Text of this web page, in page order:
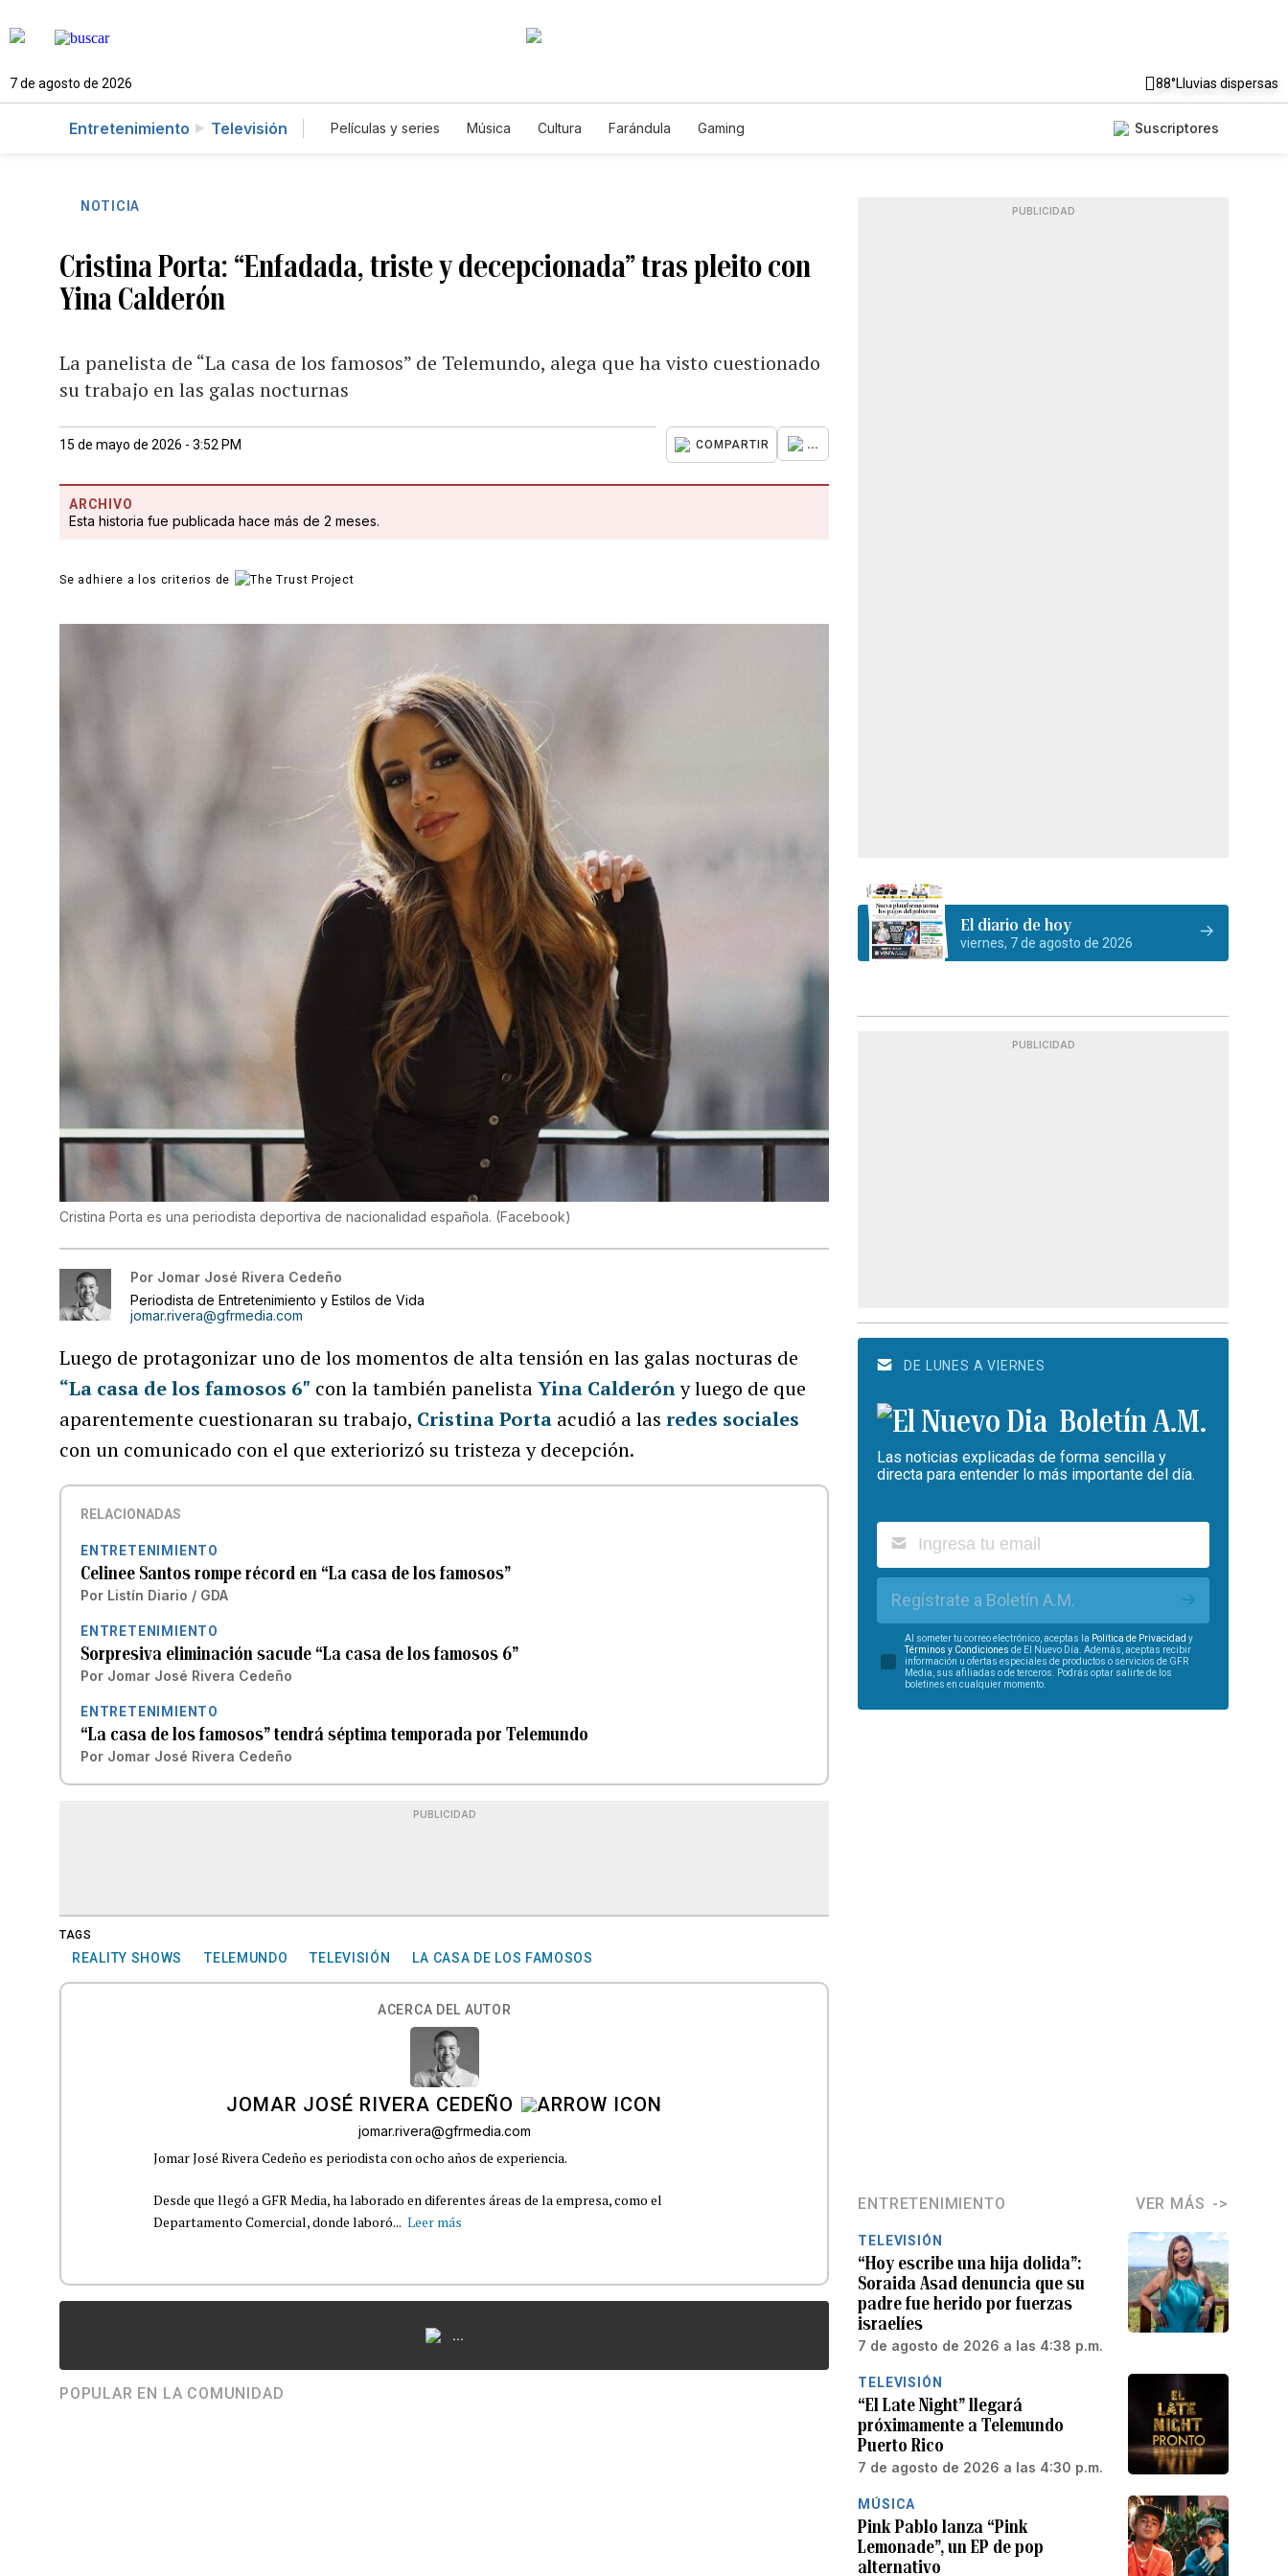
7 de agosto de 2026 88°Lluvias dispersas
Entretenimiento Televisión Películas y series Música Cultura Farándula Gaming Suscriptores
NOTICIA
Cristina Porta: “Enfadada, triste y decepcionada” tras pleito con
Yina Calderón
La panelista de “La casa de los famosos” de Telemundo, alega que ha visto cuestionado
su trabajo en las galas nocturnas
15 de mayo de 2026 - 3:52 PM COMPARTIR ...
ARCHIVO
Esta historia fue publicada hace más de 2 meses.
Se adhiere a los criterios de
Cristina Porta es una periodista deportiva de nacionalidad española. (Facebook)
Por Jomar José Rivera Cedeño
Periodista de Entretenimiento y Estilos de Vida
jomar.rivera@gfrmedia.com
Luego de protagonizar uno de los momentos de alta tensión en las galas nocturas de
“La casa de los famosos 6″ con la también panelistaYina Calderóny luego de que
aparentemente cuestionaran su trabajo, Cristina Porta acudió a lasredes sociales
con un comunicado con el que exteriorizó su tristeza y decepción.
RELACIONADAS
ENTRETENIMIENTO
Celinee Santos rompe récord en “La casa de los famosos”
Por Listín Diario / GDA
ENTRETENIMIENTO
Sorpresiva eliminación sacude “La casa de los famosos 6”
Por Jomar José Rivera Cedeño
ENTRETENIMIENTO
“La casa de los famosos” tendrá séptima temporada por Telemundo
Por Jomar José Rivera Cedeño
PUBLICIDAD
TAGS
REALITY SHOWS TELEMUNDO TELEVISIÓN LA CASA DE LOS FAMOSOS
ACERCA DEL AUTOR
JOMAR JOSÉ RIVERA CEDEÑO
jomar.rivera@gfrmedia.com
Jomar José Rivera Cedeño es periodista con ocho años de experiencia.
Desde que llegó a GFR Media, ha laborado en diferentes áreas de la empresa, como el
Departamento Comercial, donde laboró... Leer más
...
POPULAR EN LA COMUNIDAD
PUBLICIDAD
El diario de hoy
viernes, 7 de agosto de 2026
PUBLICIDAD
DE LUNES A VIERNES
Boletín A.M.
Las noticias explicadas de forma sencilla y
directa para entender lo más importante del día.
Regístrate a Boletín A.M.
Al someter tu correo electrónico, aceptas la Política de Privacidad y
Términos y Condiciones de El Nuevo Día. Además, aceptas recibir
información u ofertas especiales de productos o servicios de GFR
Media, sus afiliadas o de terceros. Podrás optar salirte de los
boletines en cualquier momento.
ENTRETENIMIENTO VER MÁS
TELEVISIÓN
“Hoy escribe una hija dolida”:
Soraida Asad denuncia que su
padre fue herido por fuerzas
israelíes
7 de agosto de 2026 a las 4:38 p.m.
TELEVISIÓN
“El Late Night” llegará
próximamente a Telemundo
Puerto Rico
7 de agosto de 2026 a las 4:30 p.m.
MÚSICA
Pink Pablo lanza “Pink
Lemonade”, un EP de pop
alternativo